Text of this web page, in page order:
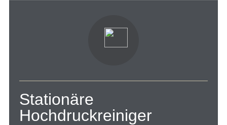
Stationäre
Hochdruckreiniger